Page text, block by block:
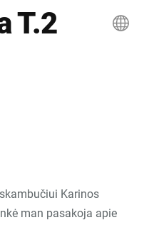
T.2
Karinos
man pasakoja apie